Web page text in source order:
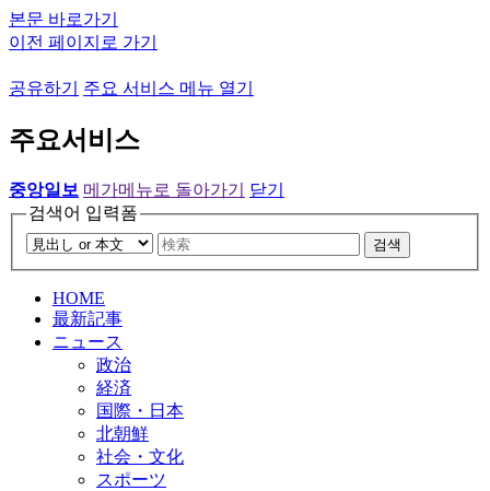
본문 바로가기
이전 페이지로 가기
공유하기 주요 서비스 메뉴 열기
주요서비스
중앙일보 메가메뉴로 돌아가기
닫기
검색어 입력폼
검색
HOME
最新記事
ニュース
政治
経済
国際・日本
北朝鮮
社会・文化
スポーツ